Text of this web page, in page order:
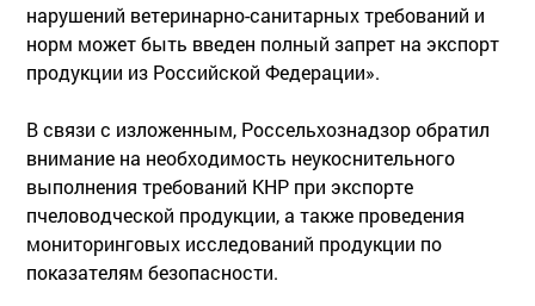
нарушений ветеринарно-санитарных требований и
норм может быть введен полный запрет на экспорт
продукции из Российской Федерации».
В связи с изложенным, Россельхознадзор обратил
внимание на необходимость неукоснительного
выполнения требований КНР при экспорте
пчеловодческой продукции, а также проведения
мониторинговых исследований продукции по
показателям безопасности.